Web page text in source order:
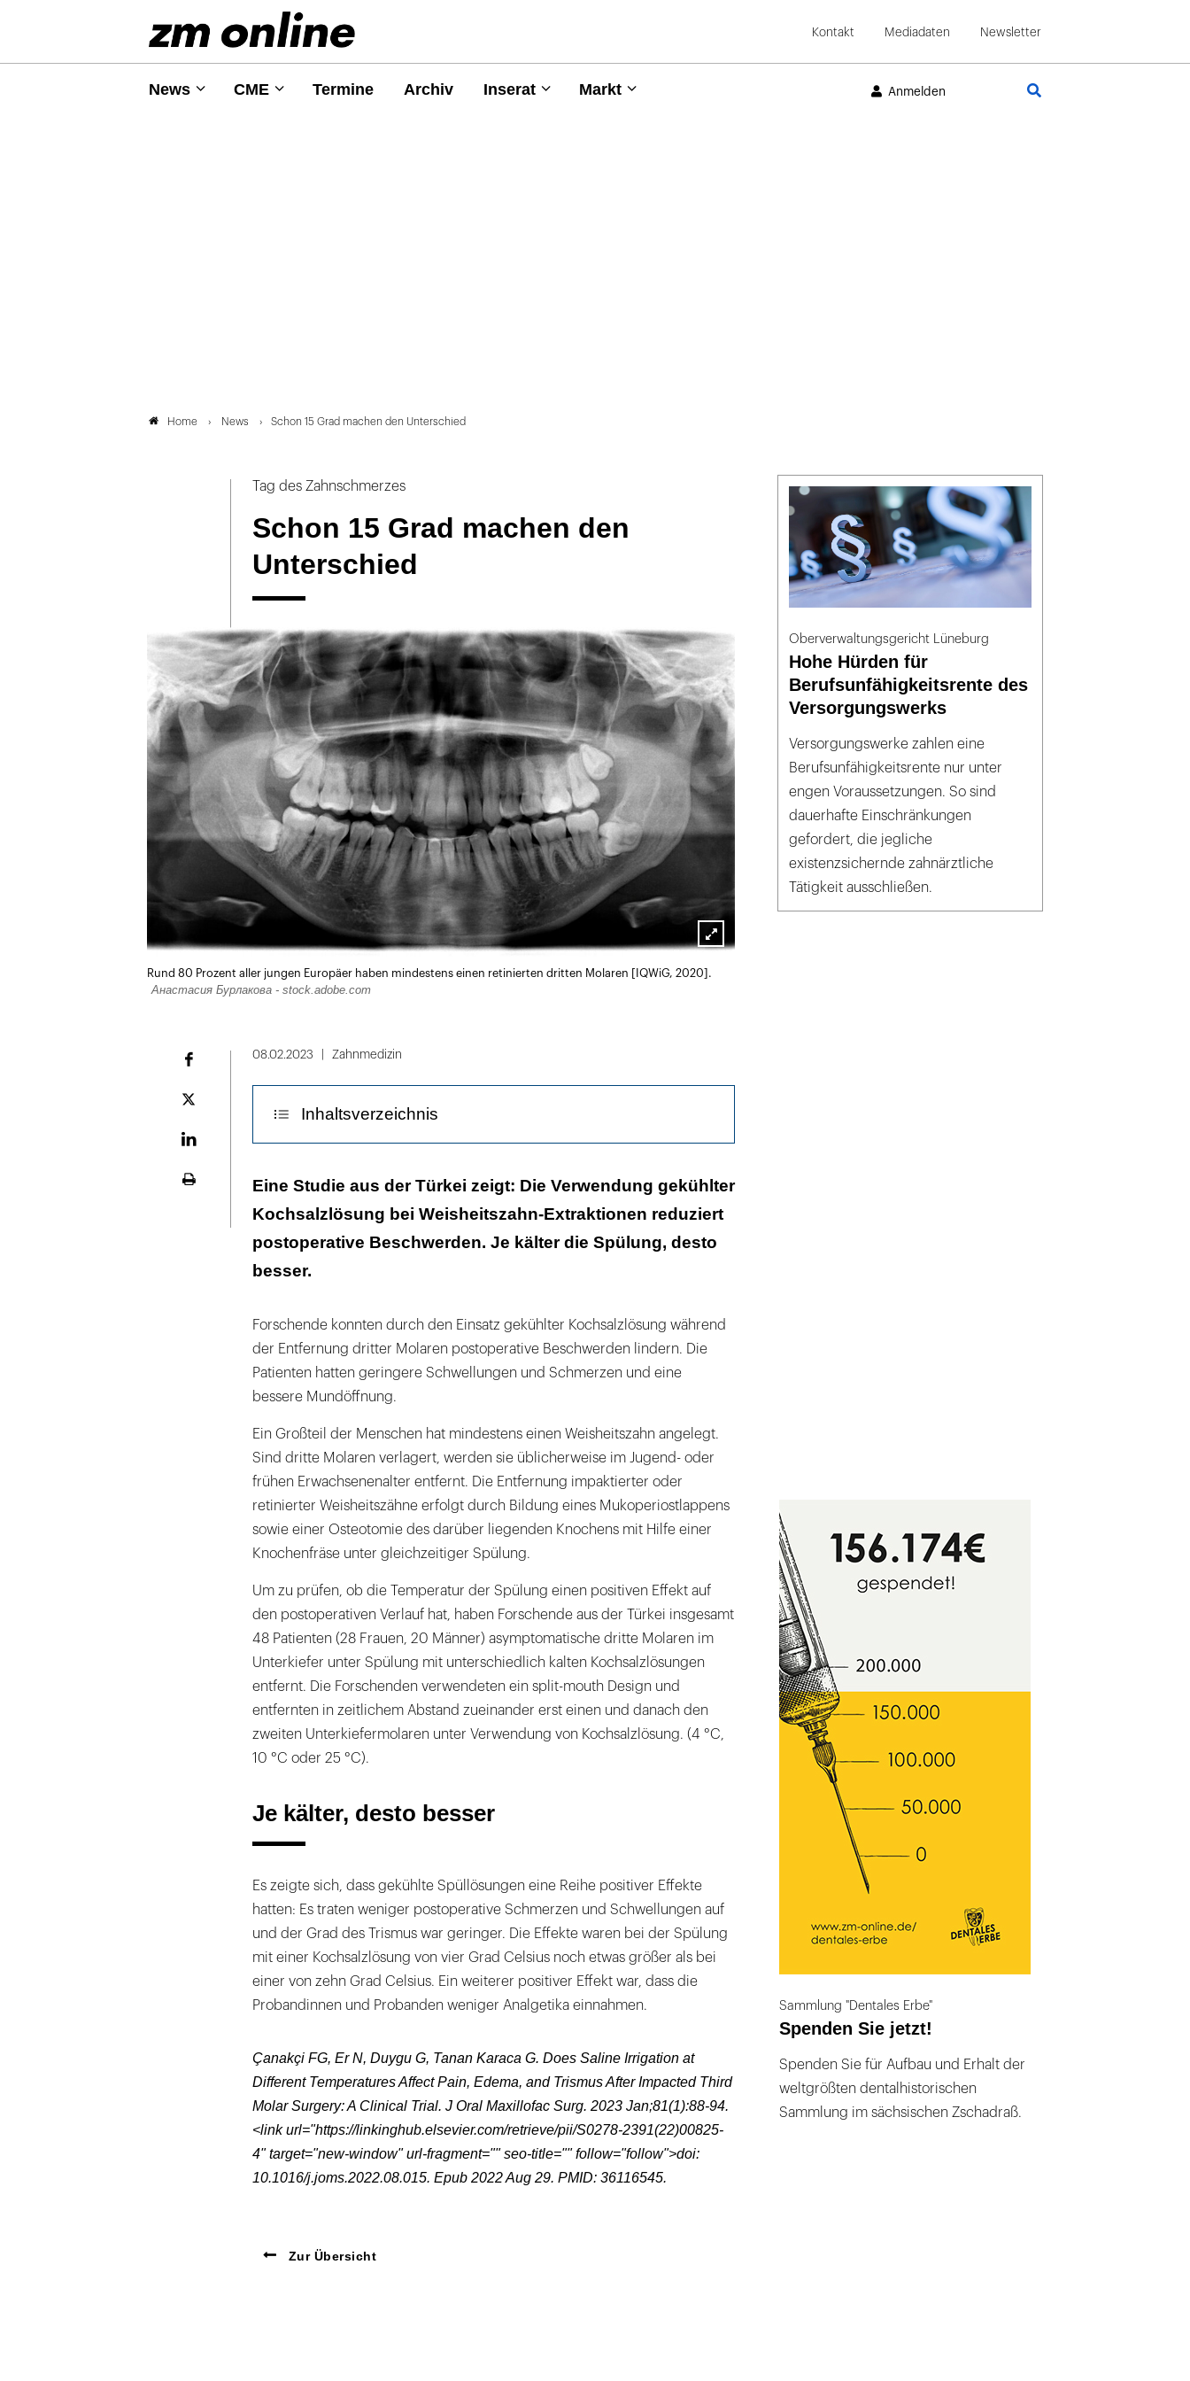
Kontakt Mediadaten Newsletter
News CME Termine Archiv Inserat Markt Anmelden
Home News Schon 15 Grad machen den Unterschied
Tag des Zahnschmerzes
Schon 15 Grad machen den
Unterschied
öffnen
Rund 80 Prozent aller jungen Europäer haben mindestens einen retinierten dritten Molaren [IQWiG, 2020].
Анастасия Бурлакова - stock.adobe.com
Plattform
08.02.2023 Zahnmedizin
Inhaltsverzeichnis
Je kälter, desto besser
Eine Studie aus der Türkei zeigt: Die Verwendung gekühlter
Kochsalzlösung bei Weisheitszahn-Extraktionen reduziert
postoperative Beschwerden. Je kälter die Spülung, desto
besser.
Forschende konnten durch den Einsatz gekühlter Kochsalzlösung während
der Entfernung dritter Molaren postoperative Beschwerden lindern. Die
Patienten hatten geringere Schwellungen und Schmerzen und eine
bessere Mundöffnung.
Ein Großteil der Menschen hat mindestens einen Weisheitszahn angelegt.
Sind dritte Molaren verlagert, werden sie üblicherweise im Jugend- oder
frühen Erwachsenenalter entfernt. Die Entfernung impaktierter oder
retinierter Weisheitszähne erfolgt durch Bildung eines Mukoperiostlappens
sowie einer Osteotomie des darüber liegenden Knochens mit Hilfe einer
Knochenfräse unter gleichzeitiger Spülung.
Um zu prüfen, ob die Temperatur der Spülung einen positiven Effekt auf
den postoperativen Verlauf hat, haben Forschende aus der Türkei insgesamt
48 Patienten (28 Frauen, 20 Männer) asymptomatische dritte Molaren im
Unterkiefer unter Spülung mit unterschiedlich kalten Kochsalzlösungen
entfernt. Die Forschenden verwendeten ein split-mouth Design und
entfernten in zeitlichem Abstand zueinander erst einen und danach den
zweiten Unterkiefermolaren unter Verwendung von Kochsalzlösung. (4 °C,
10 °C oder 25 °C).
Je kälter, desto besser
Es zeigte sich, dass gekühlte Spüllösungen eine Reihe positiver Effekte
hatten: Es traten weniger postoperative Schmerzen und Schwellungen auf
und der Grad des Trismus war geringer. Die Effekte waren bei der Spülung
mit einer Kochsalzlösung von vier Grad Celsius noch etwas größer als bei
einer von zehn Grad Celsius. Ein weiterer positiver Effekt war, dass die
Probandinnen und Probanden weniger Analgetika einnahmen.
Çanakçi FG, Er N, Duygu G, Tanan Karaca G. Does Saline Irrigation at
Different Temperatures Affect Pain, Edema, and Trismus After Impacted Third
Molar Surgery: A Clinical Trial. J Oral Maxillofac Surg. 2023 Jan;81(1):88-94.
<link url="https://linkinghub.elsevier.com/retrieve/pii/S0278-2391(22)00825-
4" target="new-window" url-fragment="" seo-title="" follow="follow">doi:
10.1016/j.joms.2022.08.015. Epub 2022 Aug 29. PMID: 36116545.
Zur Übersicht
Oberverwaltungsgericht Lüneburg
Hohe Hürden für
Berufsunfähigkeitsrente des
Versorgungswerks
Versorgungswerke zahlen eine
Berufsunfähigkeitsrente nur unter
engen Voraussetzungen. So sind
dauerhafte Einschränkungen
gefordert, die jegliche
existenzsichernde zahnärztliche
Tätigkeit ausschließen.
Sammlung "Dentales Erbe"
Spenden Sie jetzt!
Spenden Sie für Aufbau und Erhalt der
weltgrößten dentalhistorischen
Sammlung im sächsischen Zschadraß.